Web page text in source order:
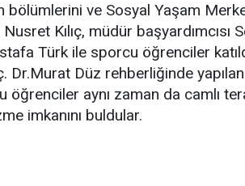
bölümlerini ve Sosyal Yaşam
Kılıç, müdür başyardımcısı
Türk ile sporcu öğrenciler
Dr.Murat Düz rehberliğinde
öğrenciler aynı zaman da camlı
imkanını buldular.